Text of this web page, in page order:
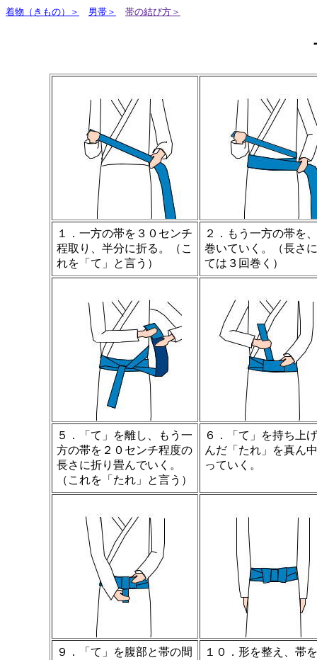
着物（きもの）＞ 男帯＞ 帯の結び方＞
１．一方の帯を３０センチ
程取り、半分に折る。（こ
れを「て」と言う）
２．もう一方の帯を
巻いていく。（長さ
ては３回巻く）
５．「て」を離し、もう一
方の帯を２０センチ程度の
長さに折り畳んでいく。
（これを「たれ」と言う）
６．「て」を持ち上
んだ「たれ」を真ん
っていく。
９．「て」を腹部と帯の間
１０．形を整え、帯